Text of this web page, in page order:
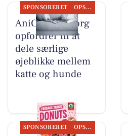
SPONSORERET OPSLAGSTAVLEN
AniCura Aalborg
opfordrer til at
dele særlige
øjeblikke mellem
katte og hunde
SPONSORERET OPSLAGSTAVLEN